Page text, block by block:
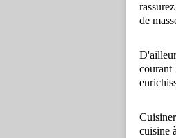
de
cuisine